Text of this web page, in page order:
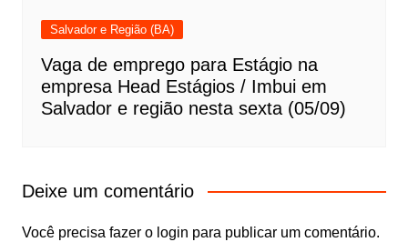
Salvador e Região (BA)
Vaga de emprego para Estágio na
empresa Head Estágios / Imbui em
Salvador e região nesta sexta (05/09)
Deixe um comentário
Você precisa fazer o login para publicar um comentário.